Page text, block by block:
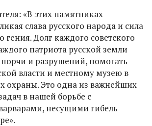
«В этих памятниках
слава русского народа и сила
гения. Долг каждого советского
патриота русской земли
порчи и разрушений, помогать
власти и местному музею в
охраны. Это одна из важнейших
в нашей борьбе с
несущими гибель